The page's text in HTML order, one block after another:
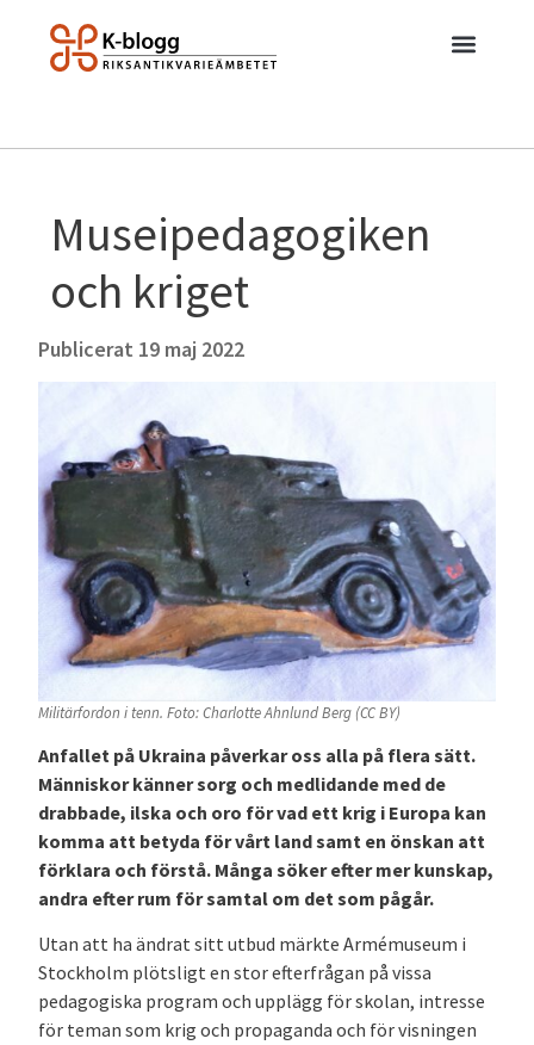
Museipedagogiken
och kriget
Publicerat 19 maj 2022
Militärfordon i tenn. Foto: Charlotte Ahnlund Berg (CC BY)
Anfallet på Ukraina påverkar oss alla på flera sätt.
Människor känner sorg och medlidande med de
drabbade, ilska och oro för vad ett krig i Europa kan
komma att betyda för vårt land samt en önskan att
förklara och förstå. Många söker efter mer kunskap,
andra efter rum för samtal om det som pågår.
Utan att ha ändrat sitt utbud märkte Armémuseum i
Stockholm plötsligt en stor efterfrågan på vissa
pedagogiska program och upplägg för skolan, intresse
för teman som krig och propaganda och för visningen